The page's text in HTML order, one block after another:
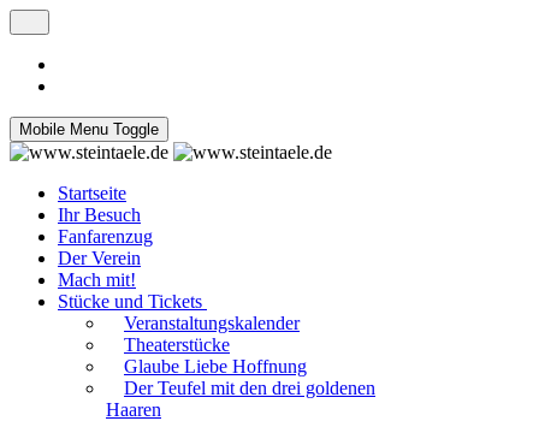
Mobile Menu Toggle
Startseite
Ihr Besuch
Fanfarenzug
Der Verein
Mach mit!
Stücke und Tickets
Veranstaltungskalender
Theaterstücke
Glaube Liebe Hoffnung
Der Teufel mit den drei goldenen
Haaren